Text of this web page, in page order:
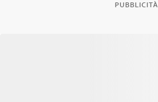
PUBBLICITÀ